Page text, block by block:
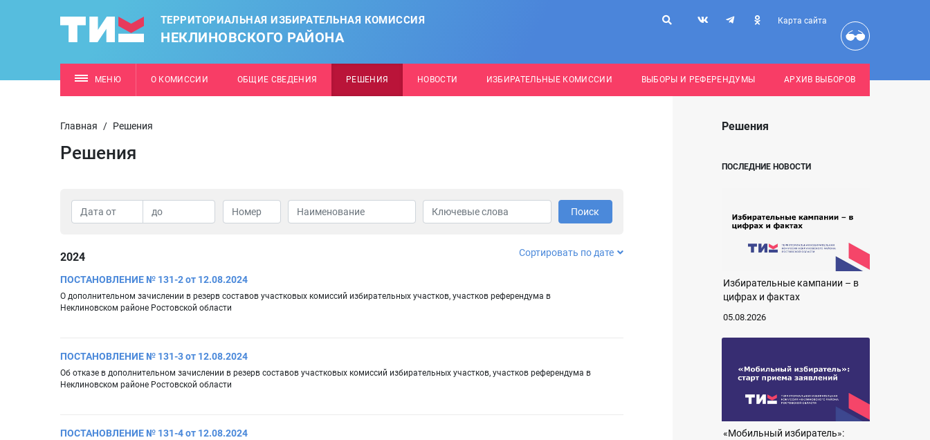
ТЕРРИТОРИАЛЬНАЯ ИЗБИРАТЕЛЬНАЯ КОМИССИЯ
НЕКЛИНОВСКОГО РАЙОНА
Карта сайта
МЕНЮ О КОМИССИИ ОБЩИЕ СВЕДЕНИЯ РЕШЕНИЯ НОВОСТИ ИЗБИРАТЕЛЬНЫЕ КОМИССИИ ВЫБОРЫ И РЕФЕРЕНДУМЫ АРХИВ ВЫБОРОВ
Главная / Решения
Решения
Поиск
2024 Сортировать по дате
ПОСТАНОВЛЕНИЕ № 131-2 от 12.08.2024
О дополнительном зачислении в резерв составов участковых комиссий избирательных участков, участков референдума в
Неклиновском районе Ростовской области
ПОСТАНОВЛЕНИЕ № 131-3 от 12.08.2024
Об отказе в дополнительном зачислении в резерв составов участковых комиссий избирательных участков, участков референдума в
Неклиновском районе Ростовской области
ПОСТАНОВЛЕНИЕ № 131-4 от 12.08.2024
Решения
ПОСЛЕДНИЕ НОВОСТИ
Избирательные кампании – в
цифрах и фактах
05.08.2026
«Мобильный избиратель»: